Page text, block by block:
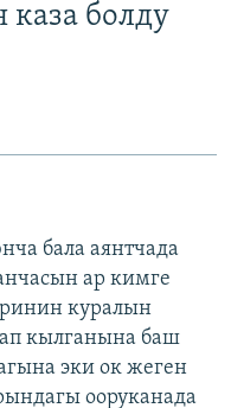
болду
бала аянтчада
ар кимге
куралын
кылганына баш
эки ок жеген
ооруканада